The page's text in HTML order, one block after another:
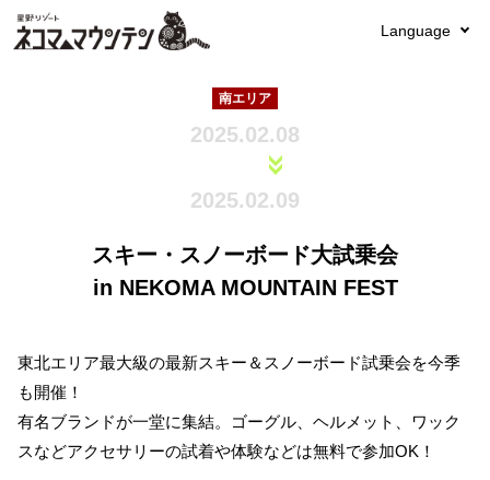
Language
南エリア
2025.02.08
2025.02.09
スキー・スノーボード大試乗会
in NEKOMA MOUNTAIN FEST
東北エリア最大級の最新スキー＆スノーボード試乗会を今季
も開催！
有名ブランドが一堂に集結。ゴーグル、ヘルメット、ワック
スなどアクセサリーの試着や体験などは無料で参加OK！